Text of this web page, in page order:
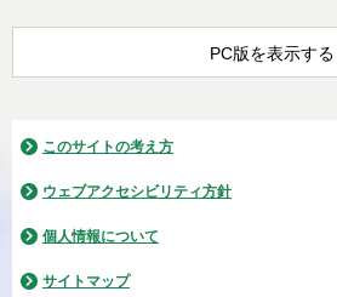
PC版を表示する
このサイトの考え方
ウェブアクセシビリティ方針
個人情報について
サイトマップ